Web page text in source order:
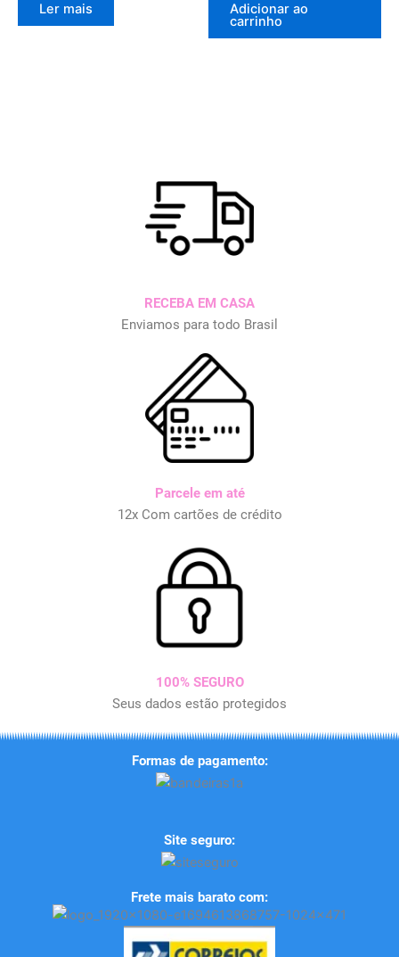
Ler mais Adicionar ao
carrinho
RECEBA EM CASA
Enviamos para todo Brasil
Parcele em até
12x Com cartões de crédito
100% SEGURO
Seus dados estão protegidos
Formas de pagamento:
Site seguro:
Frete mais barato com: